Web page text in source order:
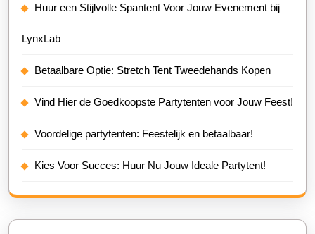
Huur een Stijlvolle Spantent Voor Jouw Evenement bij
LynxLab
Betaalbare Optie: Stretch Tent Tweedehands Kopen
Vind Hier de Goedkoopste Partytenten voor Jouw Feest!
Voordelige partytenten: Feestelijk en betaalbaar!
Kies Voor Succes: Huur Nu Jouw Ideale Partytent!